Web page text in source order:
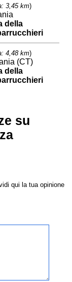
3,45 km)
della
4,48 km)
(CT)
della
su
qui la tua opinione